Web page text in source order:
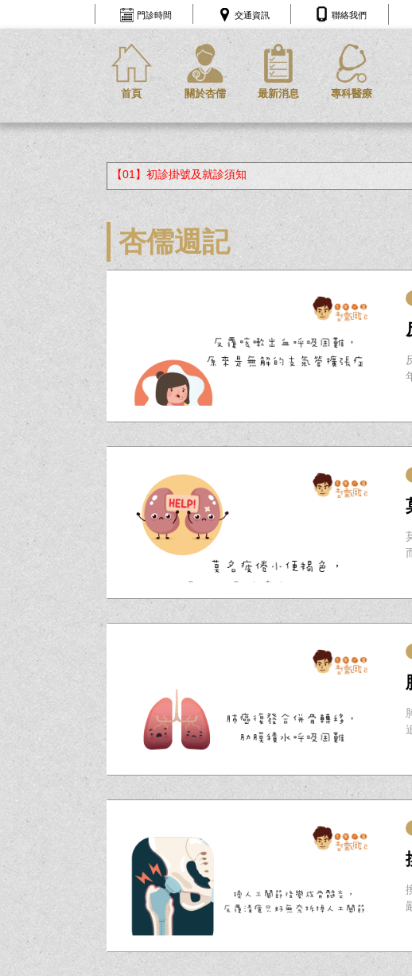
門診時間 交通資訊 聯絡我們
首頁 關於杏儒 最新消息 專科醫療
【01】初診掛號及就診須知
杏儒週記